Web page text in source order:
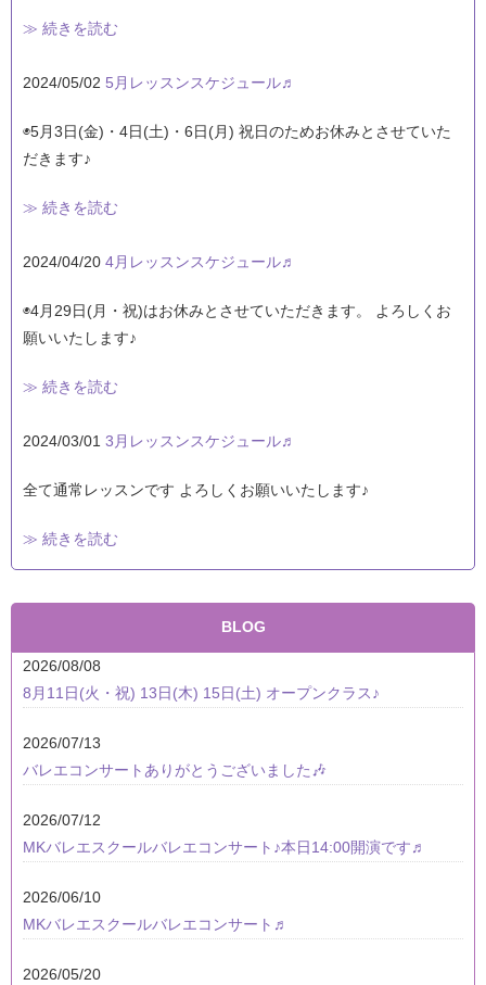
≫ 続きを読む
2024/05/02 5月レッスンスケジュール♬
◉5月3日(金)・4日(土)・6日(月) 祝日のためお休みとさせていた
だきます♪
≫ 続きを読む
2024/04/20 4月レッスンスケジュール♬
◉4月29日(月・祝)はお休みとさせていただきます。 よろしくお
願いいたします♪
≫ 続きを読む
2024/03/01 3月レッスンスケジュール♬
全て通常レッスンです よろしくお願いいたします♪
≫ 続きを読む
BLOG
2026/08/08
8月11日(火・祝) 13日(木) 15日(土) オープンクラス♪
2026/07/13
バレエコンサートありがとうございました🎶
2026/07/12
MKバレエスクールバレエコンサート♪本日14:00開演です♬
2026/06/10
MKバレエスクールバレエコンサート♬
2026/05/20